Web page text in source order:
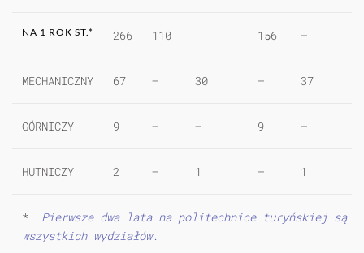
NA 1 ROK ST.* 266 110 156 —
MECHANICZNY 67 — 30 — 37
GÓRNICZY 9 — — 9 —
HUTNICZY 2 — 1 — 1
* Pierwsze dwa lata na politechnice turyńskiej są
wszystkich wydziałów.